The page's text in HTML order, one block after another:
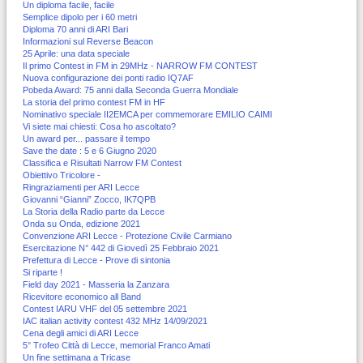
Un diploma facile, facile
Semplice dipolo per i 60 metri
Diploma 70 anni di ARI Bari
Informazioni sul Reverse Beacon
25 Aprile: una data speciale
Il primo Contest in FM in 29MHz - NARROW FM CONTEST
Nuova configurazione dei ponti radio IQ7AF
Pobeda Award: 75 anni dalla Seconda Guerra Mondiale
La storia del primo contest FM in HF
Nominativo speciale II2EMCA per commemorare EMILIO CAIMI
Vi siete mai chiesti: Cosa ho ascoltato?
Un award per... passare il tempo
Save the date : 5 e 6 Giugno 2020
Classifica e Risultati Narrow FM Contest
Obiettivo Tricolore -
Ringraziamenti per ARI Lecce
Giovanni “Gianni” Zocco, IK7QPB
La Storia della Radio parte da Lecce
Onda su Onda, edizione 2021
Convenzione ARI Lecce - Protezione Civile Carmiano
Esercitazione N° 442 di Giovedì 25 Febbraio 2021
Prefettura di Lecce - Prove di sintonia
Si riparte !
Field day 2021 - Masseria la Zanzara
Ricevitore economico all Band
Contest IARU VHF del 05 settembre 2021
IAC italian activity contest 432 MHz 14/09/2021
Cena degli amici di ARI Lecce
5° Trofeo Città di Lecce, memorial Franco Amati
Un fine settimana a Tricase